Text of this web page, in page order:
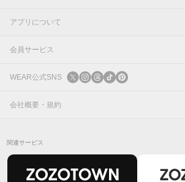
アプリについて
会員サービス
ログイン
新規会員登録
WEAR公式SNS
X
会社概要・規約
関連サービス